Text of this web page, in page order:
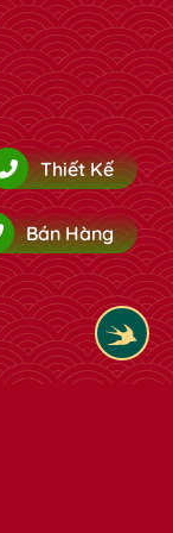
Bán Hàng
Thiết Kế